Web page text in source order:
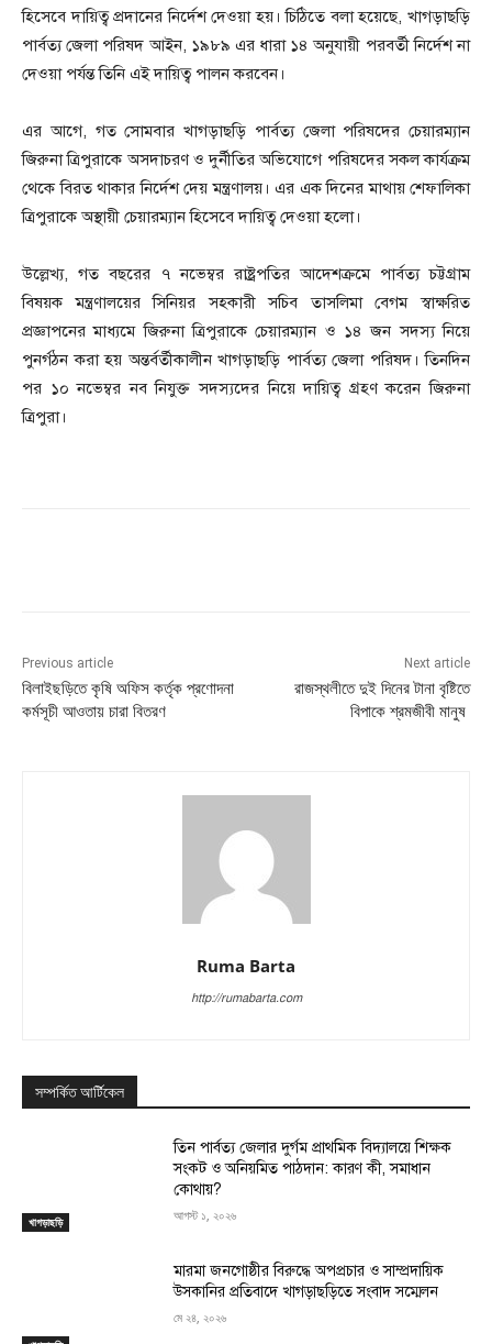
হিসেবে দায়িত্ব প্রদানের নির্দেশ দেওয়া হয়। চিঠিতে বলা হয়েছে, খাগড়াছড়ি
পার্বত্য জেলা পরিষদ আইন, ১৯৮৯ এর ধারা ১৪ অনুযায়ী পরবর্তী নির্দেশ না
দেওয়া পর্যন্ত তিনি এই দায়িত্ব পালন করবেন।
এর আগে, গত সোমবার খাগড়াছড়ি পার্বত্য জেলা পরিষদের চেয়ারম্যান
জিরুনা ত্রিপুরাকে অসদাচরণ ও দুর্নীতির অভিযোগে পরিষদের সকল কার্যক্রম
থেকে বিরত থাকার নির্দেশ দেয় মন্ত্রণালয়। এর এক দিনের মাথায় শেফালিকা
ত্রিপুরাকে অস্থায়ী চেয়ারম্যান হিসেবে দায়িত্ব দেওয়া হলো।
উল্লেখ্য, গত বছরের ৭ নভেম্বর রাষ্ট্রপতির আদেশক্রমে পার্বত্য চট্টগ্রাম
বিষয়ক মন্ত্রণালয়ের সিনিয়র সহকারী সচিব তাসলিমা বেগম স্বাক্ষরিত
প্রজ্ঞাপনের মাধ্যমে জিরুনা ত্রিপুরাকে চেয়ারম্যান ও ১৪ জন সদস্য নিয়ে
পুনর্গঠন করা হয় অন্তর্বর্তীকালীন খাগড়াছড়ি পার্বত্য জেলা পরিষদ। তিনদিন
পর ১০ নভেম্বর নব নিযুক্ত সদস্যদের নিয়ে দায়িত্ব গ্রহণ করেন জিরুনা
ত্রিপুরা।
Previous article
বিলাইছড়িতে কৃষি অফিস কর্তৃক প্রণোদনা
কর্মসূচী আওতায় চারা বিতরণ
Next article
রাজস্থলীতে দুই দিনের টানা বৃষ্টিতে
বিপাকে শ্রমজীবী মানুষ
Ruma Barta
http://rumabarta.com
সম্পর্কিত আর্টিকেল
খাগড়াছড়ি
তিন পার্বত্য জেলার দুর্গম প্রাথমিক বিদ্যালয়ে শিক্ষক
সংকট ও অনিয়মিত পাঠদান: কারণ কী, সমাধান
কোথায়?
আগস্ট ১, ২০২৬
মারমা জনগোষ্ঠীর বিরুদ্ধে অপপ্রচার ও সাম্প্রদায়িক
উসকানির প্রতিবাদে খাগড়াছড়িতে সংবাদ সম্মেলন
মে ২৪, ২০২৬